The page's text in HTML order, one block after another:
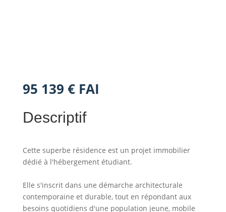
95 139 € FAI
Descriptif
Cette superbe résidence est un projet immobilier
dédié à l'hébergement étudiant.
Elle s'inscrit dans une démarche architecturale
contemporaine et durable, tout en répondant aux
besoins quotidiens d'une population jeune, mobile